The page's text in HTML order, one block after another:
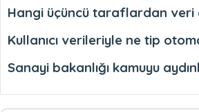
Hangi üçüncü taraflardan veri
Kullanıcı verileriyle ne tip
Sanayi bakanlığı kamuyu